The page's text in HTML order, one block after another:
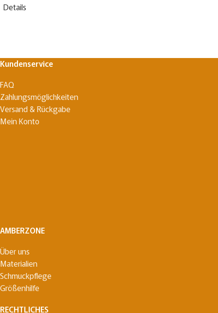
Details
Kundenservice
FAQ
Zahlungsmöglichkeiten
Versand & Rückgabe
Mein Konto
AMBERZONE
Über uns
Materialien
Schmuckpflege
Größenhilfe
RECHTLICHES